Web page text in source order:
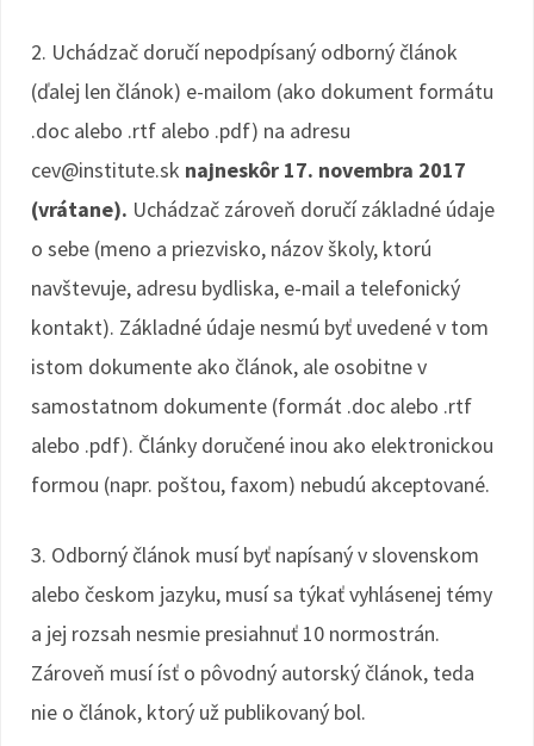
2. Uchádzač doručí nepodpísaný odborný článok
(ďalej len článok) e-mailom (ako dokument formátu
.doc alebo .rtf alebo .pdf) na adresu
cev@institute.sk najneskôr 17. novembra 2017
(vrátane). Uchádzač zároveň doručí základné údaje
o sebe (meno a priezvisko, názov školy, ktorú
navštevuje, adresu bydliska, e-mail a telefonický
kontakt). Základné údaje nesmú byť uvedené v tom
istom dokumente ako článok, ale osobitne v
samostatnom dokumente (formát .doc alebo .rtf
alebo .pdf). Články doručené inou ako elektronickou
formou (napr. poštou, faxom) nebudú akceptované.
3. Odborný článok musí byť napísaný v slovenskom
alebo českom jazyku, musí sa týkať vyhlásenej témy
a jej rozsah nesmie presiahnuť 10 normostrán.
Zároveň musí ísť o pôvodný autorský článok, teda
nie o článok, ktorý už publikovaný bol.